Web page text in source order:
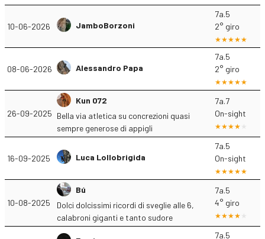
10-06-2026 JamboBorzoni
7a.5
2° giro
08-06-2026 Alessandro Papa
7a.5
2° giro
26-09-2025
Kun 072
Bella via atletica su concrezioni quasi
sempre generose di appigli
7a.7
On-sight
16-09-2025 Luca Lollobrigida
7a.5
On-sight
10-08-2025
Bú
Dolci dolcissimi ricordi di sveglie alle 6,
calabroni giganti e tanto sudore
7a.5
4° giro
7a.5